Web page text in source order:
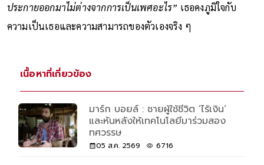
ประกายออกมาไม่ต่างจากการเป็นเพศอะไร” เธอคงภูมิใจกับ
ความเป็นเธอและความสามารถของตัวเองจริง ๆ
เนื้อหาที่เกี่ยวข้อง
มาร์ก บอยล์ : ชายผู้ใช้ชีวิต ‘ไร้เงิน’
และหันหลังให้เทคโนโลยีมาร่วมสอง
ทศวรรษ
05 ส.ค. 2569 6716